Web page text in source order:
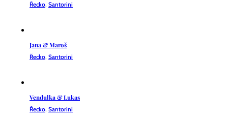
Řecko, Santorini
Jana & Maroš
Řecko, Santorini
Vendulka & Lukas
Řecko, Santorini